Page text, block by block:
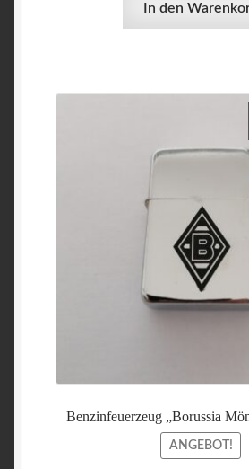
In den
Benzinfeuerzeug „Borussia
ANGEBOT!